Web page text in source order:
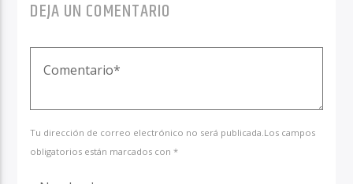
DEJA UN COMENTARIO
Tu dirección de correo electrónico no será publicada.Los campos
obligatorios están marcados con *